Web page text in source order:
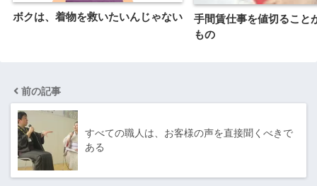
ボクは、着物を救いたいんじゃない
手間賃仕事を値切ること
もの
前の記事
すべての職人は、お客様の声を直接聞くべきで
ある